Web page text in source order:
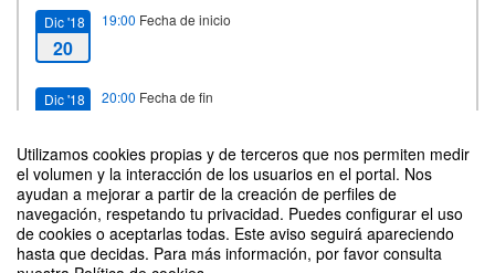
Utilizamos cookies propias y de terceros que nos permiten medir
el volumen y la interacción de los usuarios en el portal. Nos
ayudan a mejorar a partir de la creación de perfiles de
navegación, respetando tu privacidad. Puedes configurar el uso
de cookies o aceptarlas todas. Este aviso seguirá apareciendo
hasta que decidas. Para más información, por favor consulta
Dic '18
20
19:00 Fecha de inicio
Dic '18 20:00 Fecha de fin
Contacto